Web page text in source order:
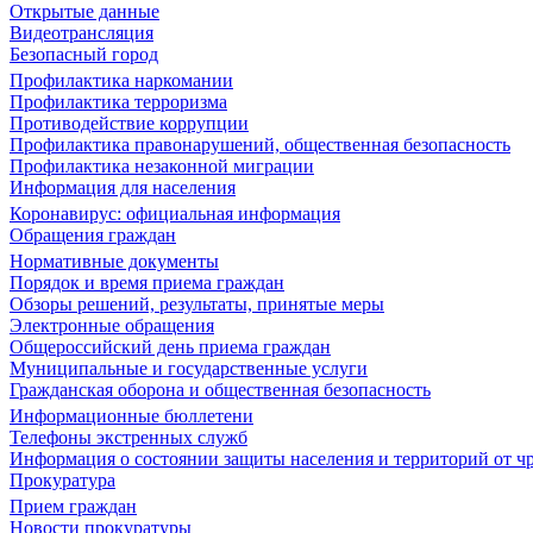
Открытые данные
Видеотрансляция
Безопасный город
Профилактика наркомании
Профилактика терроризма
Противодействие коррупции
Профилактика правонарушений, общественная безопасность
Профилактика незаконной миграции
Информация для населения
Коронавирус: официальная информация
Обращения граждан
Нормативные документы
Порядок и время приема граждан
Обзоры решений, результаты, принятые меры
Электронные обращения
Общероссийский день приема граждан
Муниципальные и государственные услуги
Гражданская оборона и общественная безопасность
Информационные бюллетени
Телефоны экстренных служб
Информация о состоянии защиты населения и территорий от
Прокуратура
Прием граждан
Новости прокуратуры